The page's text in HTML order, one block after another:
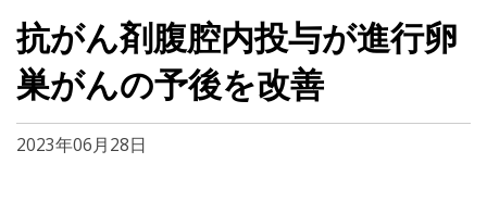
抗がん剤腹腔内投与が進行卵
巣がんの予後を改善
2023年06月28日